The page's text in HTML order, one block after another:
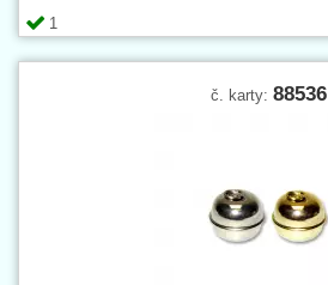
1
č. karty: 88536